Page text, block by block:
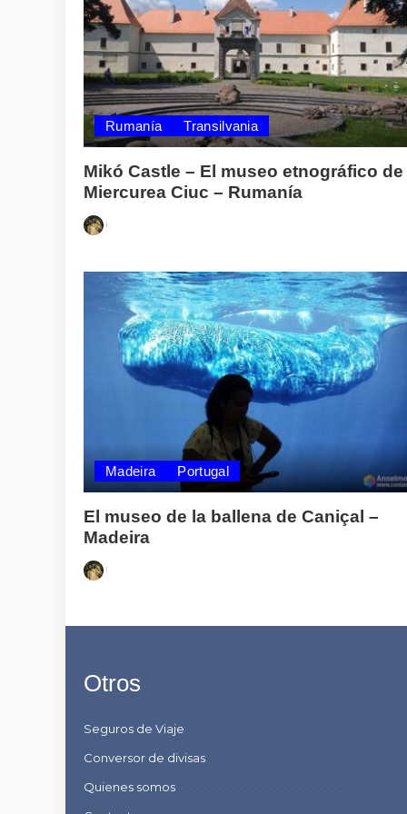
Rumanía Transilvania
Mikó Castle – El museo etnográfico de
Miercurea Ciuc – Rumanía
Posted
Madeira Portugal
El museo de la ballena de Caniçal –
Madeira
Posted
Otros
Seguros de Viaje
Conversor de divisas
Quienes somos